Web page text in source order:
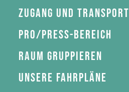
Zugang und Transport
Pro/Press-Bereich
Raum gruppieren
Unsere Fahrpläne